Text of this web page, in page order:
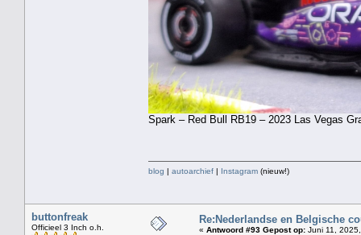
Spark – Red Bull RB19 – 2023 Las Vegas
blog | autoarchief | Instagram (nieuw!)
buttonfreak
Officieel 3 Inch o.h.
Re:Nederlandse en Belgische
« Antwoord #93 Gepost op: Juni 11,